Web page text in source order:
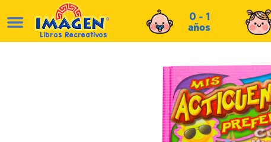
Libros Recreativos
0 - 1
años